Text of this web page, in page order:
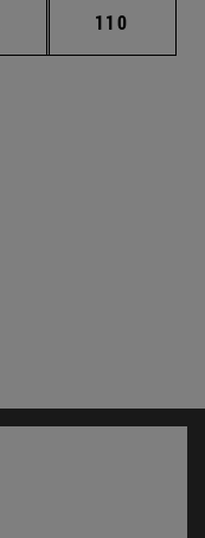
Páginas intermedias
Página
110